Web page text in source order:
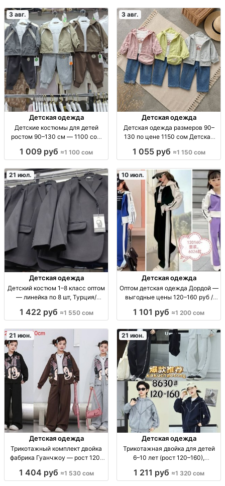
3 авг.
Детская одежда
Детские костюмы для детей
ростом 90–130 см — 1100 сом
см, 1100 сом
1 009 руб ≈1 100 сом
3 авг.
Детская одежда
Детская одежда размеров 90–
130 по цене 1150 сом Детская
1 055 руб ≈1 150 сом
21 июл.
Детская одежда
Детский костюм 1–8 класс оптом
— линейка по 8 шт, Турция/
1–8 кл, линейка 8 шт,
Узбекистан, школьная одежда,
размерный
1 422 руб ≈1 550 сом
10 июл.
Детская одежда
Оптом детская одежда Дордой —
выгодные цены 120–160 руб /
Дордой Восток 4 проход 38 с,
сезоны, практичные п
1 101 руб ≈1 200 сом
21 июн.
Детская одежда
Трикотажный комплект двойка
фабрика Гуанчжоу — рост 120–
«двойка» (трикотаж), рост 120–
1 404 руб ≈1 530 сом
21 июн.
Детская одежда
Трикотажная двойка для детей
6–10 лет (рост 120–160),
БАЛАСТАЙЛ двойка трикотаж;
1 211 руб ≈1 320 сом